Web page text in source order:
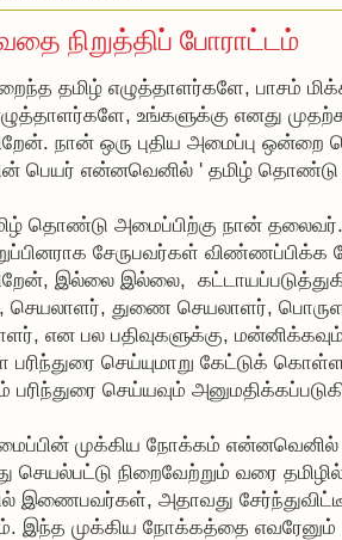
நிறுத்திப் போராட்டம்
தமிழ் எழுத்தாளர்களே, பாசம்
உங்களுக்கு எனது
நான் ஒரு புதிய அமைப்பு ஒன்றை
பெயர் என்னவெனில் ' தமிழ் தொண்டு
தொண்டு அமைப்பிற்கு நான்
சேருபவர்கள் விண்ணப்பிக்க
இல்லை இல்லை,
செயலாளர், துணை செயலாளர்,
என பல பதிவுகளுக்கு,
பரிந்துரை செய்யுமாறு கேட்டுக்
பரிந்துரை செய்யவும்
முக்கிய நோக்கம் என்னவெனில்
செயல்பட்டு நிறைவேற்றும் வரை
இணைபவர்கள், அதாவது
இந்த முக்கிய நோக்கத்தை